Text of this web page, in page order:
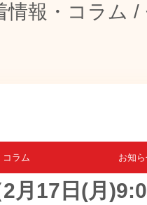
情報・コラム
コラム お知
月17日(月